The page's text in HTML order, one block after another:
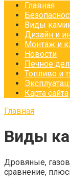
Главная
Виды
Дизайн и
Монтаж и
Новости
Печное
Топливо и
Карта сайта
Главная
Виды
Дровяные,
сравнение,